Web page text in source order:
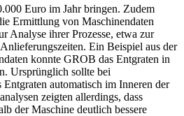
Euro im Jahr bringen. Zudem
Ermittlung von Maschinendaten
Analyse ihrer Prozesse, etwa zur
Ein Beispiel aus der
konnte GROB das Entgraten in
Ursprünglich sollte bei
automatisch im Inneren der
zeigten allerdings, dass
der Maschine deutlich bessere